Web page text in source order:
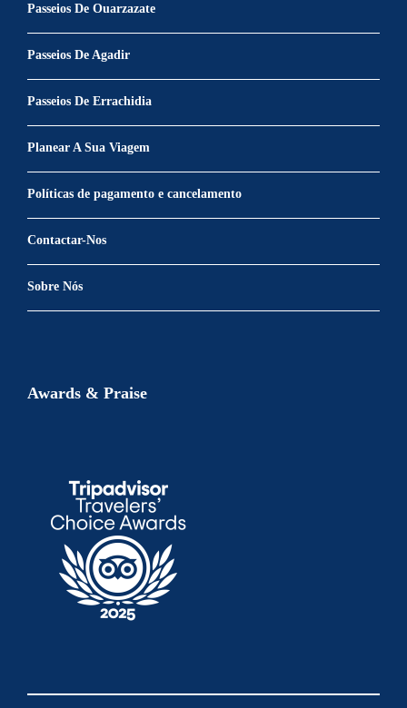
Passeios De Ouarzazate
Passeios De Agadir
Passeios De Errachidia
Planear A Sua Viagem
Políticas de pagamento e cancelamento
Contactar-Nos
Sobre Nós
Awards & Praise